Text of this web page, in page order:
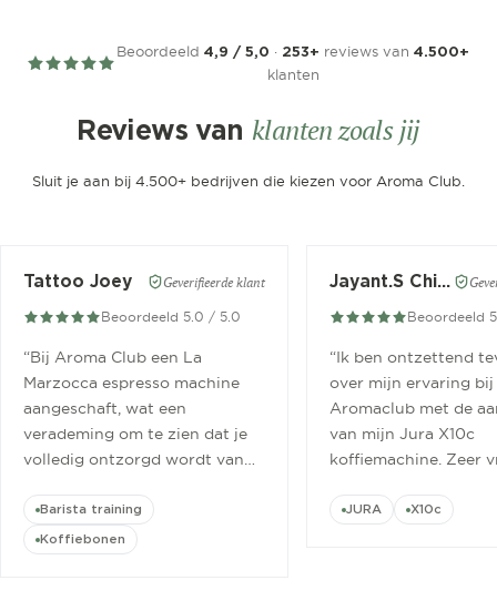
Beoordeeld 4,9 / 5,0 · 253+ reviews van 4.500+
klanten
Reviews van klanten zoals jij
Sluit je aan bij 4.500+ bedrijven die kiezen voor Aroma Club.
Tattoo Joey Geverifieerde klant
Beoordeeld 5.0 / 5.0
“Bij Aroma Club een La
Marzocca espresso machine
aangeschaft, wat een
verademing om te zien dat je
volledig ontzorgd wordt van
cursus.”
Barista training
Koffiebonen
Jayant.S Chitaroe
Beoordeeld
“Ik ben ontzettend
over mijn ervaring bij
Aromaclub met de
van mijn Jura X10c
koffiemachine. Zeer
JURA X10c